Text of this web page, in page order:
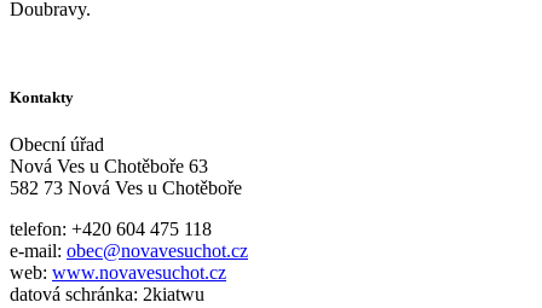
Doubravy.
Kontakty
Obecní úřad
Nová Ves u Chotěboře 63
582 73 Nová Ves u Chotěboře
telefon: +420 604 475 118
e-mail: obec@novavesuchot.cz
web: www.novavesuchot.cz
datová schránka: 2kiatwu